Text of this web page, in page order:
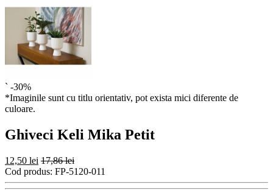
` -30%
*Imaginile sunt cu titlu orientativ, pot exista mici diferente de
culoare.
Ghiveci Keli Mika Petit
12,50 lei 17,86 lei
Cod produs: FP-5120-011